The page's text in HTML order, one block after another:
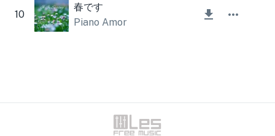
10
春です
Piano Amor